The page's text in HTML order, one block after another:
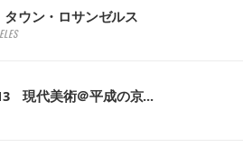
タウン・ロサンゼルス
現代美術＠平成の京...